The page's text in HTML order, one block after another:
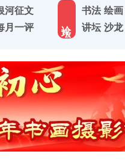
河征文
月一评
书法 绘画
讲坛 沙龙